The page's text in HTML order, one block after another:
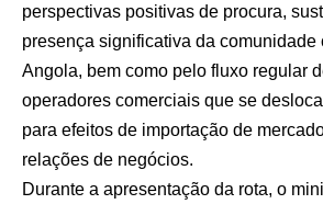
perspectivas positivas de procura,
presença significativa da comunidade
Angola, bem como pelo fluxo regular
operadores comerciais que se
para efeitos de importação de
relações de negócios.
Durante a apresentação da rota, o